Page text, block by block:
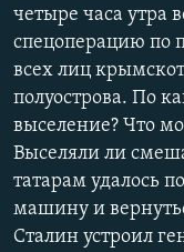
четыре часа утра
спецоперацию по
всех лиц
полуострова. По
выселение? Что
Выселяли ли
татарам удалось
машину и
Сталин устроил